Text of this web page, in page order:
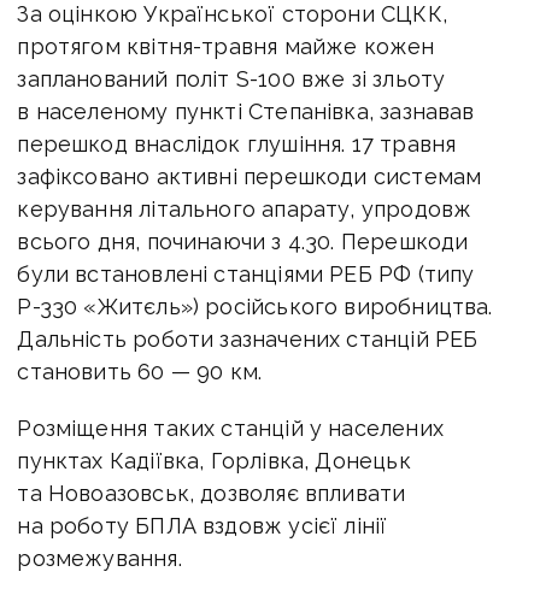
За оцінкою Української сторони СЦКК,
протягом квітня-травня майже кожен
запланований політ S-100 вже зі зльоту
в населеному пункті Степанівка, зазнавав
перешкод внаслідок глушіння. 17 травня
зафіксовано активні перешкоди системам
керування літального апарату, упродовж
всього дня, починаючи з 4.30. Перешкоди
були встановлені станціями РЕБ РФ (типу
Р-330 «Житєль») російського виробництва.
Дальність роботи зазначених станцій РЕБ
становить 60 — 90 км.
Розміщення таких станцій у населених
пунктах Кадіївка, Горлівка, Донецьк
та Новоазовськ, дозволяє впливати
на роботу БПЛА вздовж усієї лінії
розмежування.